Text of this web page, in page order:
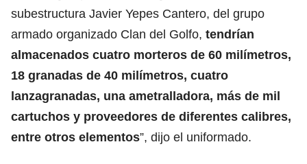
subestructura Javier Yepes Cantero, del grupo
armado organizado Clan del Golfo, tendrían
almacenados cuatro morteros de 60 milímetros,
18 granadas de 40 milímetros, cuatro
lanzagranadas, una ametralladora, más de mil
cartuchos y proveedores de diferentes calibres,
entre otros elementos”, dijo el uniformado.